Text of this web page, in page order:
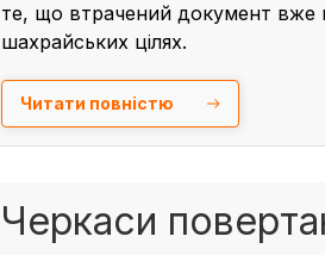
те, що втрачений документ вже
шахрайських цілях.
Читати повністю
Черкаси